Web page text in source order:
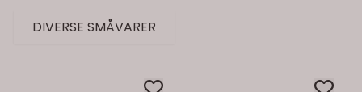
DIVERSE SMÅVARER